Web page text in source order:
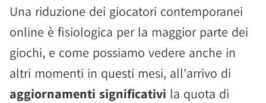
Una riduzione dei giocatori contemporanei
online è fisiologica per la maggior parte dei
giochi, e come possiamo vedere anche in
altri momenti in questi mesi, all'arrivo di
aggiornamenti significativi la quota di